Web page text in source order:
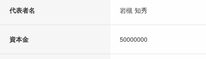
代表者名 岩槻 知秀
資本金 50000000